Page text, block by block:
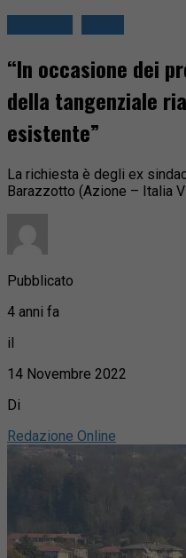
“In occasione dei
della tangenziale
esistente”
La richiesta è degli ex
Barazzotto (Azione – Italia
Pubblicato
4 anni fa
il
14 Novembre 2022
Di
Redazione Online